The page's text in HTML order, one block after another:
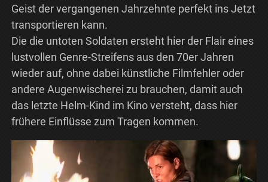
Geist der vergangenen Jahrzehnte perfekt ins Jetzt
transportieren kann.
Die die untoten Soldaten ersteht hier der Flair eines
lustvollen Genre-Streifens aus den 70er Jahren
wieder auf, ohne dabei künstliche Filmfehler oder
andere Augenwischerei zu brauchen, damit auch
das letzte Helm-Kind im Kino versteht, dass hier
frühere Einflüsse zum Tragen kommen.